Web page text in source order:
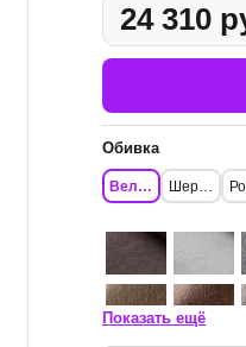
24 310
Обивка
Велюр Шерсть
Показать ещё